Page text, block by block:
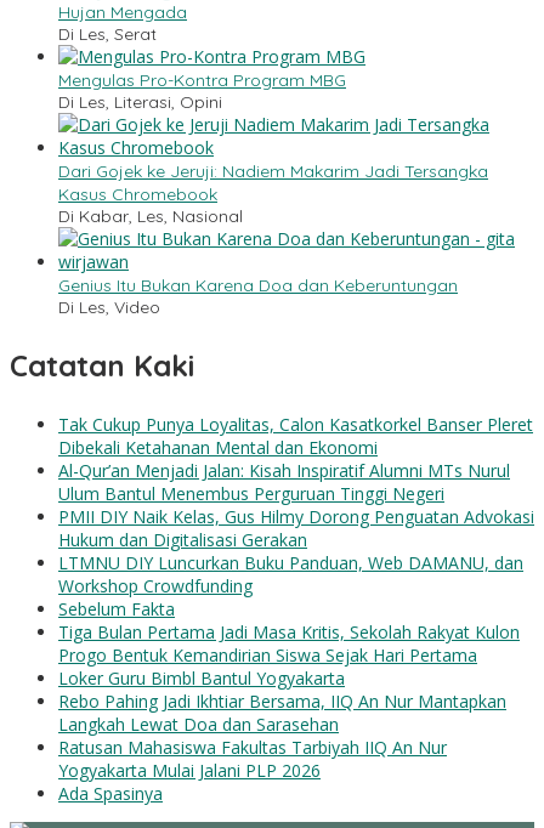
Hujan Mengada
Di Les, Serat
Mengulas Pro-Kontra Program MBG
Di Les, Literasi, Opini
Dari Gojek ke Jeruji: Nadiem Makarim Jadi Tersangka
Kasus Chromebook
Di Kabar, Les, Nasional
Genius Itu Bukan Karena Doa dan Keberuntungan
Di Les, Video
Catatan Kaki
Tak Cukup Punya Loyalitas, Calon Kasatkorkel Banser Pleret
Dibekali Ketahanan Mental dan Ekonomi
Al-Qur’an Menjadi Jalan: Kisah Inspiratif Alumni MTs Nurul
Ulum Bantul Menembus Perguruan Tinggi Negeri
PMII DIY Naik Kelas, Gus Hilmy Dorong Penguatan Advokasi
Hukum dan Digitalisasi Gerakan
LTMNU DIY Luncurkan Buku Panduan, Web DAMANU, dan
Workshop Crowdfunding
Sebelum Fakta
Tiga Bulan Pertama Jadi Masa Kritis, Sekolah Rakyat Kulon
Progo Bentuk Kemandirian Siswa Sejak Hari Pertama
Loker Guru Bimbl Bantul Yogyakarta
Rebo Pahing Jadi Ikhtiar Bersama, IIQ An Nur Mantapkan
Langkah Lewat Doa dan Sarasehan
Ratusan Mahasiswa Fakultas Tarbiyah IIQ An Nur
Yogyakarta Mulai Jalani PLP 2026
Ada Spasinya